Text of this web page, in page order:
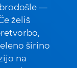
—
želiš
širino
na